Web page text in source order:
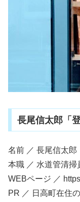
長尾信太郎「
名前 ／ 長尾信太郎
本職 ／ 水道管清掃
WEBページ ／
PR ／ 日高町在住